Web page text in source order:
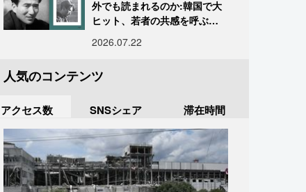
外でも読まれるのか:韓国で大
ヒット、若者の共感を呼ぶ
2026.07.22
人気のコンテンツ
アクセス数 SNSシェア 滞在時間